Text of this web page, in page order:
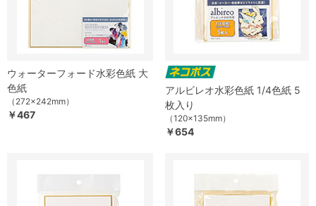
ウォーターフォード水彩色紙 大
色紙
（272×242mm）
￥467
アルビレオ水彩色紙 1/4色紙 5
枚入り
（120×135mm）
￥654